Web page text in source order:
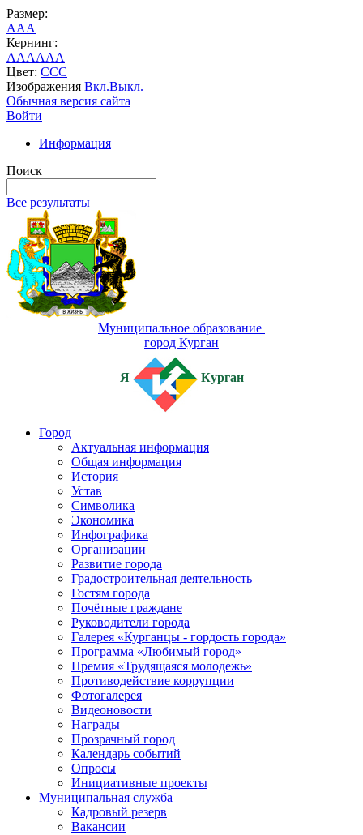
Размер:
AAA
Кернинг:
AAAAAA
Цвет: CCC
Изображения Вкл.Выкл.
Обычная версия сайта
Войти
Информация
Поиск
Все результаты
Муниципальное образование
город Курган
Я Курган
Город
Актуальная информация
Общая информация
История
Устав
Символика
Экономика
Инфографика
Организации
Развитие города
Градостроительная деятельность
Гостям города
Почётные граждане
Руководители города
Галерея «Курганцы - гордость города»
Программа «Любимый город»
Премия «Трудящаяся молодежь»
Противодействие коррупции
Фотогалерея
Видеоновости
Награды
Прозрачный город
Календарь событий
Опросы
Инициативные проекты
Муниципальная служба
Кадровый резерв
Вакансии